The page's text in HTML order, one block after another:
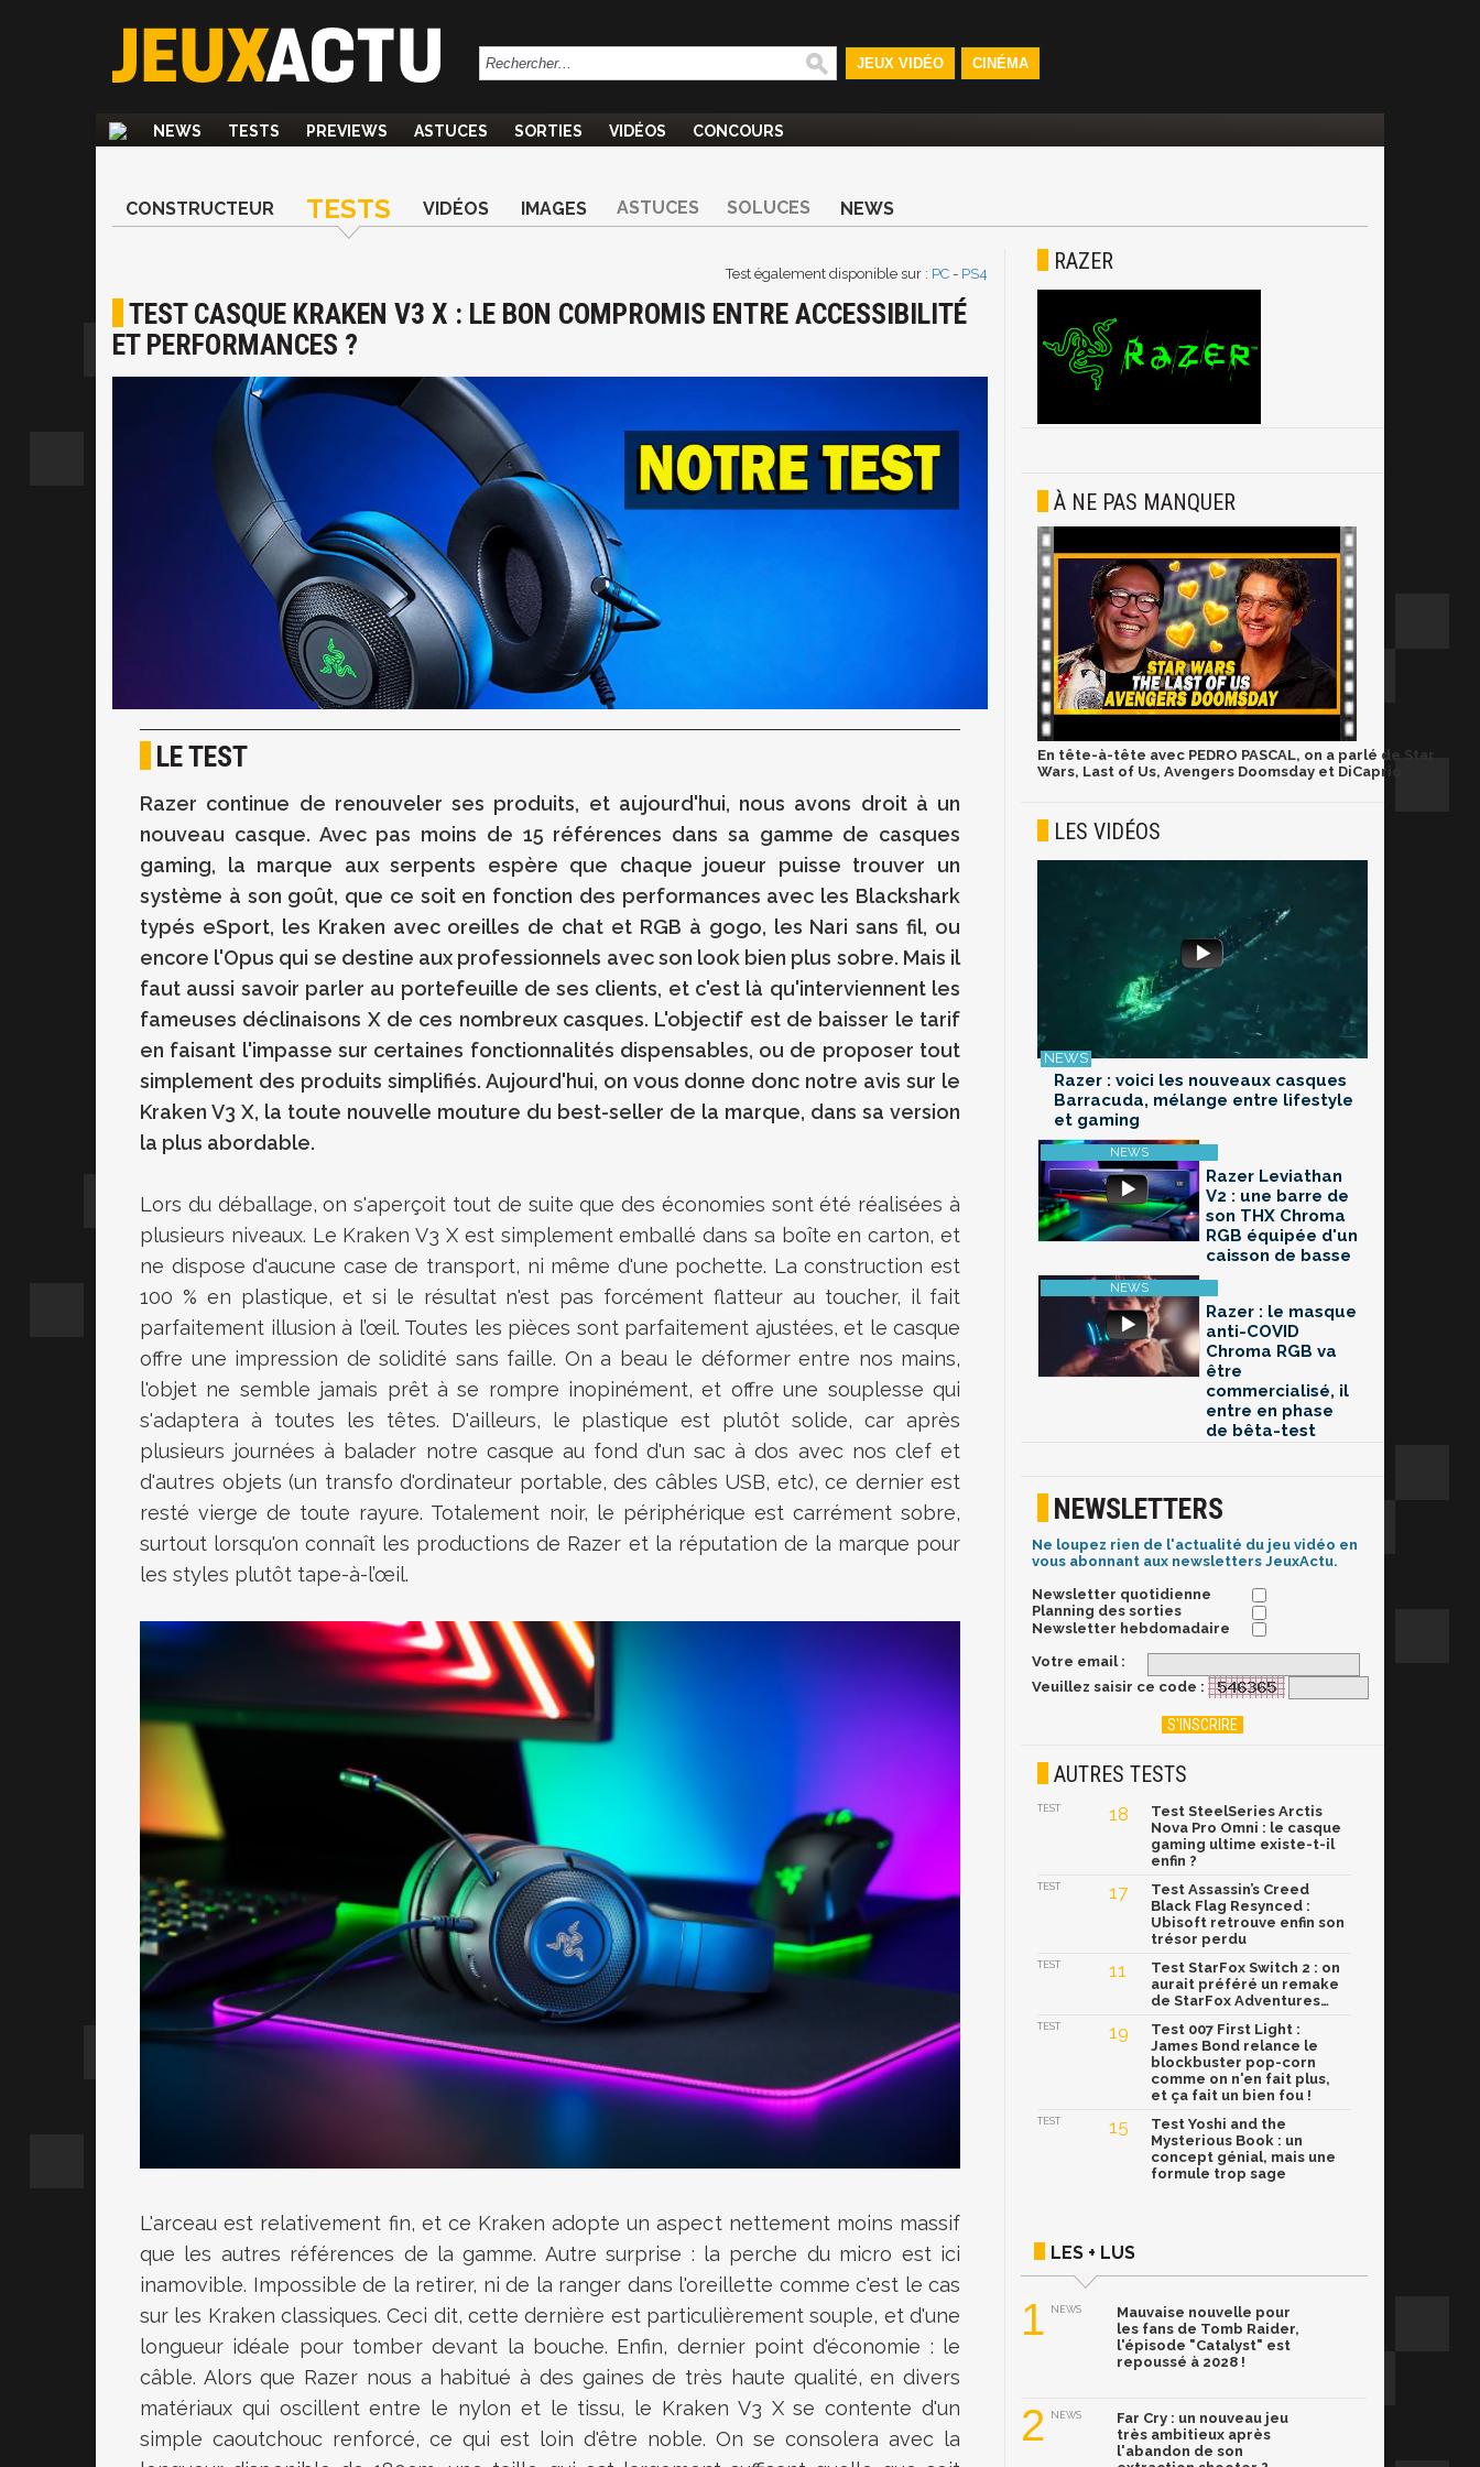
JEUX VIDÉO CINÉMA
NEWS TESTS PREVIEWS ASTUCES SORTIES VIDÉOS CONCOURS
CONSTRUCTEUR TESTS VIDÉOS IMAGES ASTUCES SOLUCES NEWS
Test également disponible sur : PC - PS4
TEST CASQUE KRAKEN V3 X : LE BON COMPROMIS ENTRE ACCESSIBILITÉ
ET PERFORMANCES ?
LE TEST
Razer continue de renouveler ses produits, et aujourd'hui, nous avons droit à un
nouveau casque. Avec pas moins de 15 références dans sa gamme de casques
gaming, la marque aux serpents espère que chaque joueur puisse trouver un
système à son goût, que ce soit en fonction des performances avec les Blackshark
typés eSport, les Kraken avec oreilles de chat et RGB à gogo, les Nari sans fil, ou
encore l'Opus qui se destine aux professionnels avec son look bien plus sobre. Mais il
faut aussi savoir parler au portefeuille de ses clients, et c'est là qu'interviennent les
fameuses déclinaisons X de ces nombreux casques. L'objectif est de baisser le tarif
en faisant l'impasse sur certaines fonctionnalités dispensables, ou de proposer tout
simplement des produits simplifiés. Aujourd'hui, on vous donne donc notre avis sur le
Kraken V3 X, la toute nouvelle mouture du best-seller de la marque, dans sa version
la plus abordable.
Lors du déballage, on s'aperçoit tout de suite que des économies sont été réalisées à
plusieurs niveaux. Le KrakenV3 X est simplement emballé dans sa boîte en carton, et
ne dispose d'aucune case de transport, ni même d'une pochette. La construction est
100 % en plastique, et si le résultat n'est pas forcément flatteur au toucher, il fait
parfaitement illusion à l’œil. Toutes les pièces sont parfaitement ajustées, et le casque
offre une impression de solidité sans faille. On a beau le déformer entre nos mains,
l'objet ne semble jamais prêt à se rompre inopinément, et offre une souplesse qui
s'adaptera à toutes les têtes. D'ailleurs, le plastique est plutôtsolide, car après
plusieurs journées à balader notre casque au fond d'un sac à dos avec nos clefet
d'autres objets (un transfo d'ordinateur portable, des câbles USB, etc), ce dernier est
resté vierge de toute rayure. Totalement noir, le périphérique est carrément sobre,
surtout lorsqu'on connaît les productions de Razer et la réputation de la marque pour
les styles plutôt tape-à-l’œil.
L'arceau est relativement fin, et ce Kraken adopte un aspect nettement moins massif
que les autres références de la gamme. Autre surprise : la perche du micro est ici
inamovible. Impossible de la retirer, ni de la ranger dans l'oreillette comme c'est le cas
sur les Kraken classiques. Ceci dit, cette dernière est particulièrement souple, et d'une
longueur idéale pour tomber devant la bouche. Enfin, dernier point d'économie : le
câble. Alors que Razer nous a habitué à des gaines de très haute qualité, en divers
matériaux qui oscillent entre le nylon et le tissu, le Kraken V3 X se contente d'un
simple caoutchouc renforcé, ce qui est loin d'être noble. On se consolera avec la
RAZER
À NE PAS MANQUER
En tête-à-tête avec PEDRO PASCAL, on a parlé de Star
Wars, Last of Us, Avengers Doomsday et DiCaprio
LES VIDÉOS
Razer : voici les nouveaux casques
Barracuda, mélange entre lifestyle
et gaming
Razer Leviathan
V2 : une barre de
son THX Chroma
RGB équipée d'un
caisson de basse
Razer : le masque
anti-COVID
Chroma RGB va
être
commercialisé, il
entre en phase
de bêta-test
NEWSLETTERS
Ne loupez rien de l'actualité du jeu vidéo en
vous abonnant aux newsletters JeuxActu.
Newsletter quotidienne
Planning des sorties
Newsletter hebdomadaire
Votre email :
Veuillez saisir ce code :
AUTRES TESTS
TEST 18
Test SteelSeries Arctis
Nova Pro Omni : le casque
gaming ultime existe-t-il
enfin ?
TEST 17
Test Assassin’s Creed
Black Flag Resynced :
Ubisoft retrouve enfin son
trésor perdu
TEST 11
Test StarFox Switch 2 : on
aurait préféré un remake
de StarFox Adventures…
TEST 19
Test 007 First Light :
James Bond relance le
blockbuster pop-corn
comme on n'en fait plus,
et ça fait un bien fou !
TEST 15
Test Yoshi and the
Mysterious Book : un
concept génial, mais une
formule trop sage
LES + LUS
1 NEWS
Mauvaise nouvelle pour
les fans de Tomb Raider,
l'épisode "Catalyst" est
repoussé à 2028 !
2 NEWS
Far Cry : un nouveau jeu
très ambitieux après
l'abandon de son